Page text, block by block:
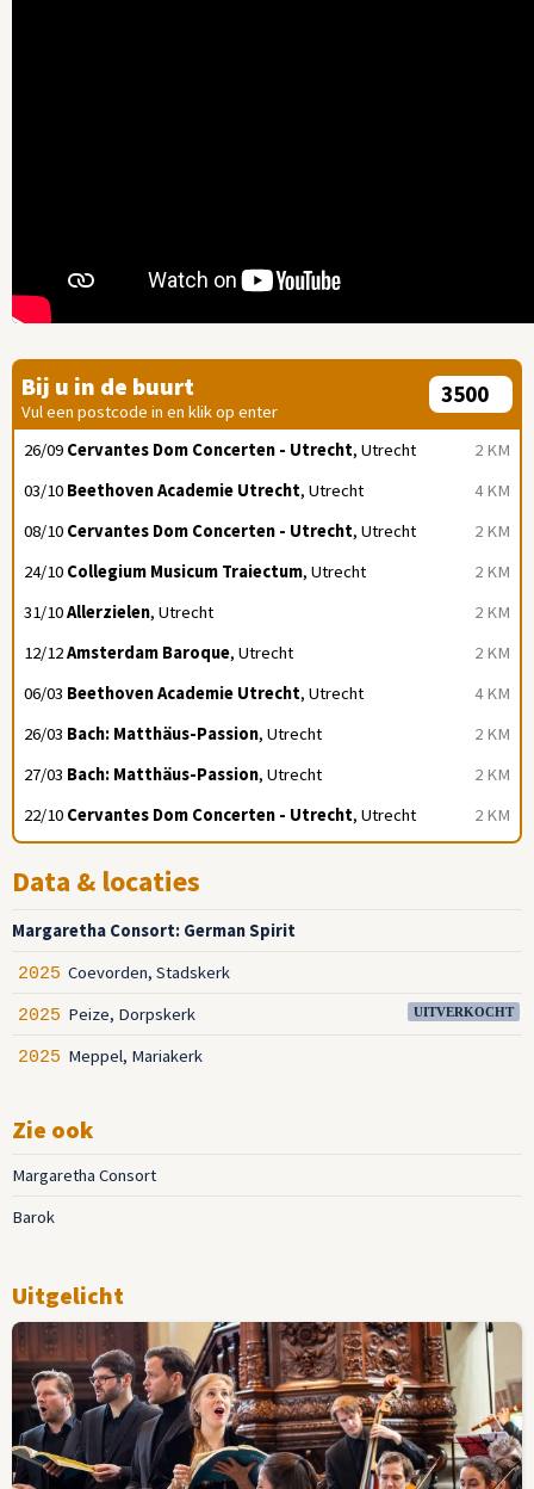
Bij u in de buurt
Vul een postcode in en klik op enter
2 KM
26/09 Cervantes Dom Concerten - Utrecht, Utrecht
4 KM
03/10 Beethoven Academie Utrecht, Utrecht
2 KM
08/10 Cervantes Dom Concerten - Utrecht, Utrecht
2 KM
24/10 Collegium Musicum Traiectum, Utrecht
2 KM
31/10Allerzielen, Utrecht
2 KM
12/12Amsterdam Baroque, Utrecht
4 KM
06/03 Beethoven Academie Utrecht, Utrecht
2 KM
26/03 Bach: Matthäus-Passion, Utrecht
2 KM
27/03 Bach: Matthäus-Passion, Utrecht
2 KM
22/10 Cervantes Dom Concerten - Utrecht, Utrecht
Data & locaties
Margaretha Consort: German Spirit
2025 Coevorden, Stadskerk
UITVERKOCHT
2025 Peize, Dorpskerk
2025 Meppel, Mariakerk
Zie ook
Margaretha Consort
Barok
Uitgelicht